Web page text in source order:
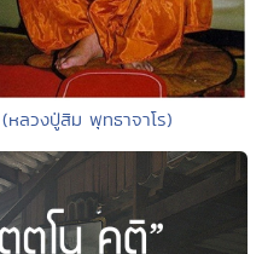
ลวงปู่สิม พุทธาจาโร)